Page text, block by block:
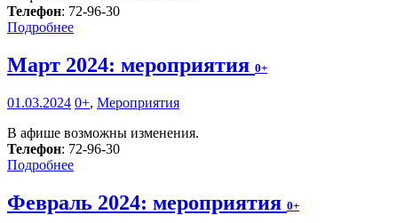
Телефон: 72-96-30
Подробнее
Март 2024: мероприятия 0+
01.03.2024 0+, Мероприятия
В афише возможны изменения.
Телефон: 72-96-30
Подробнее
Февраль 2024: мероприятия 0+